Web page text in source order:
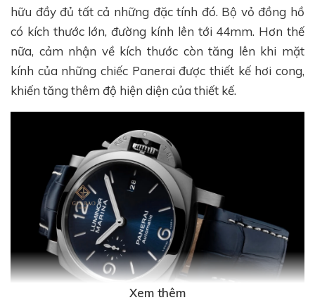
hữu đầy đủ tất cả những đặc tính đó. Bộ vỏ đồng hồ
có kích thước lớn, đường kính lên tới 44mm. Hơn thế
nữa, cảm nhận về kích thước còn tăng lên khi mặt
kính của những chiếc Panerai được thiết kế hơi cong,
khiến tăng thêm độ hiện diện của thiết kế.
Xem thêm